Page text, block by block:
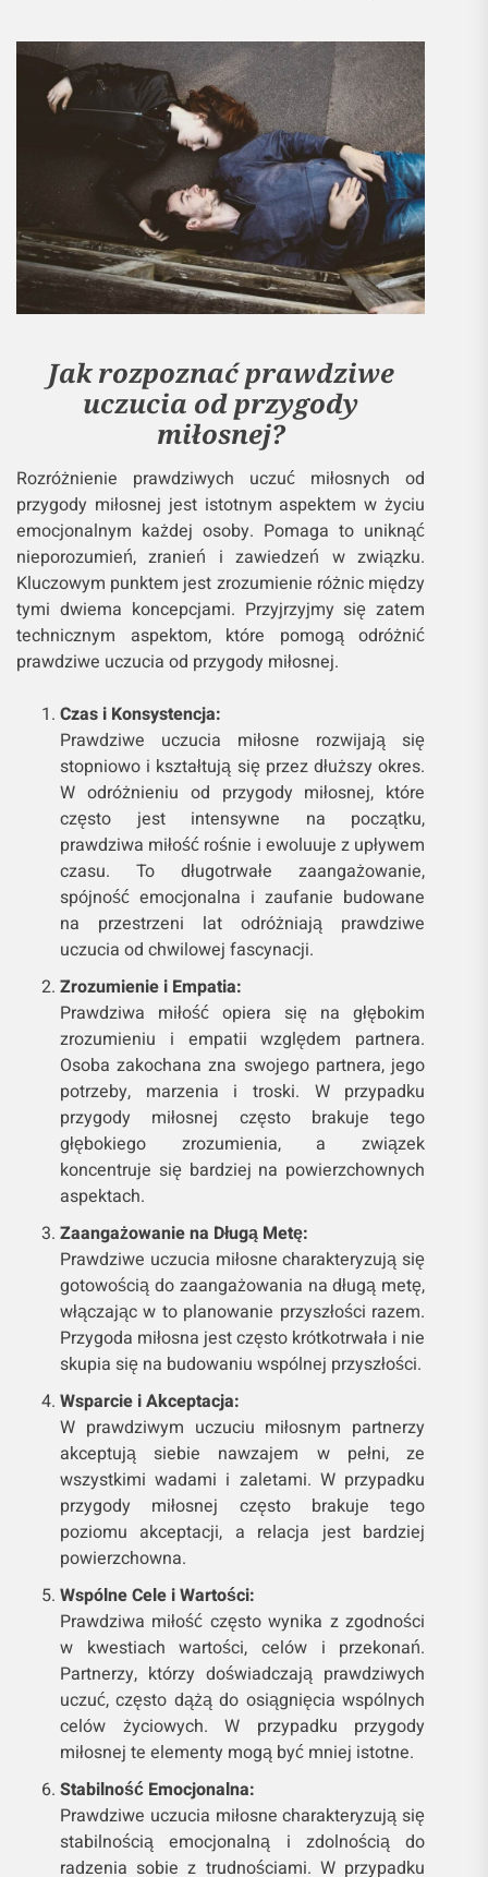
Jak rozpoznać prawdziwe
uczucia od przygody
miłosnej?
Rozróżnienie prawdziwych uczuć miłosnych od
przygody miłosnej jest istotnym aspektem w życiu
emocjonalnym każdej osoby. Pomaga to uniknąć
nieporozumień, zranień i zawiedzeń w związku.
Kluczowym punktem jest zrozumienie różnic między
tymi dwiema koncepcjami. Przyjrzyjmy się zatem
technicznym aspektom, które pomogą odróżnić
prawdziwe uczucia od przygody miłosnej.
Czas i Konsystencja:
Prawdziwe uczucia miłosne rozwijają się
stopniowo i kształtują się przez dłuższy okres.
W odróżnieniu od przygody miłosnej, które
często jest intensywne na początku,
prawdziwa miłość rośnie i ewoluuje z upływem
czasu. To długotrwałe zaangażowanie,
spójność emocjonalna i zaufanie budowane
na przestrzeni lat odróżniają prawdziwe
uczucia od chwilowej fascynacji.
Zrozumienie i Empatia:
Prawdziwa miłość opiera się na głębokim
zrozumieniu i empatii względem partnera.
Osoba zakochana zna swojego partnera, jego
potrzeby, marzenia i troski. W przypadku
przygody miłosnej często brakuje tego
głębokiego zrozumienia, a związek
koncentruje się bardziej na powierzchownych
aspektach.
Zaangażowanie na Długą Metę:
Prawdziwe uczucia miłosne charakteryzują się
gotowością do zaangażowania na długą metę,
włączając w to planowanie przyszłości razem.
Przygoda miłosna jest często krótkotrwała i nie
skupia się na budowaniu wspólnej przyszłości.
Wsparcie i Akceptacja:
W prawdziwym uczuciu miłosnym partnerzy
akceptują siebie nawzajem w pełni, ze
wszystkimi wadami i zaletami. W przypadku
przygody miłosnej często brakuje tego
poziomu akceptacji, a relacja jest bardziej
powierzchowna.
Wspólne Cele i Wartości:
Prawdziwa miłość często wynika z zgodności
w kwestiach wartości, celów i przekonań.
Partnerzy, którzy doświadczają prawdziwych
uczuć, często dążą do osiągnięcia wspólnych
celów życiowych. W przypadku przygody
miłosnej te elementy mogą być mniej istotne.
Stabilność Emocjonalna:
Prawdziwe uczucia miłosne charakteryzują się
stabilnością emocjonalną i zdolnością do
radzenia sobie z trudnościami. W przypadku